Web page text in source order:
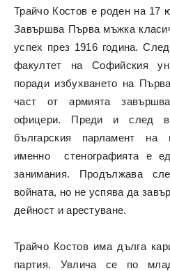
Трайчо Костов е роден на 17
Завършва Първа мъжка
успех през 1916 година.
факултет на Софийския
поради избухването на
част от армията
офицери. Преди и след
българския парламент на
именно стенографията е
занимания. Продължава
войната, но не успява да
дейност и арестуване.
Трайчо Костов има дълга
партия. Увлича се по